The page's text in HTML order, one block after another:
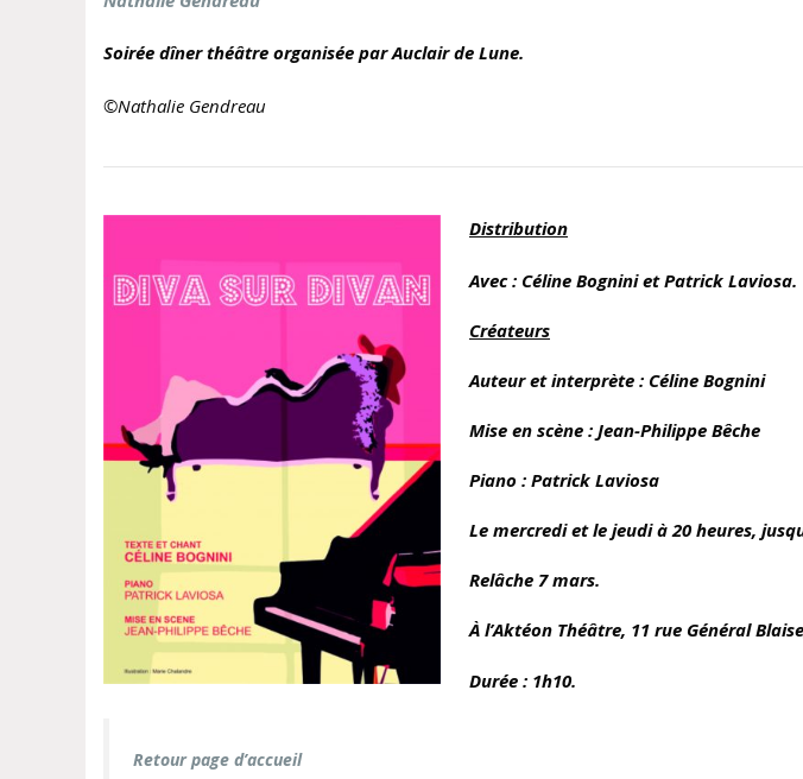
Soirée dîner théâtre organisée par Auclair de Lune.
©Nathalie Gendreau
Distribution
Avec : Céline Bognini et Patrick Laviosa.
Créateurs
Auteur et interprète : Céline Bognini
Mise en scène : Jean-Philippe Bêche
Piano : Patrick Laviosa
Le mercredi et le jeudi à 20 heures,
Relâche 7 mars.
À l’Aktéon Théâtre, 11 rue Général
Durée : 1h10.
Retour page d’accueil